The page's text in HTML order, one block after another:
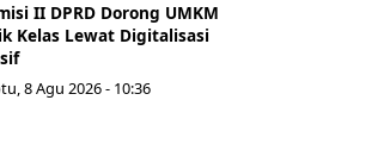
II DPRD Dorong UMKM
Kelas Lewat Digitalisasi
8 Agu 2026 - 10:36